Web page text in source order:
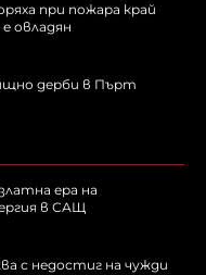
при пожара край
овладян
дерби в Пърт
ера на
в САЩ
с недостиг на чужди